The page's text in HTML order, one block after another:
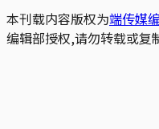
本刊载内容版权为端传媒
编辑部授权,请勿转载或复